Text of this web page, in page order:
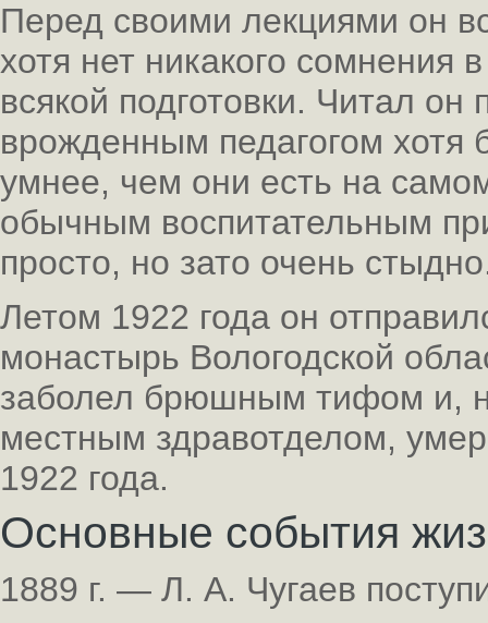
Перед своими лекциями он
хотя нет никакого сомнения
всякой подготовки. Читал
врожденным педагогом хотя
умнее, чем они есть на
обычным воспитательным
просто, но зато очень
Летом 1922 года он
монастырь Вологодской
заболел брюшным тифом и,
местным здравотделом,
1922 года.
Основные события
1889 г. — Л. А. Чугаев